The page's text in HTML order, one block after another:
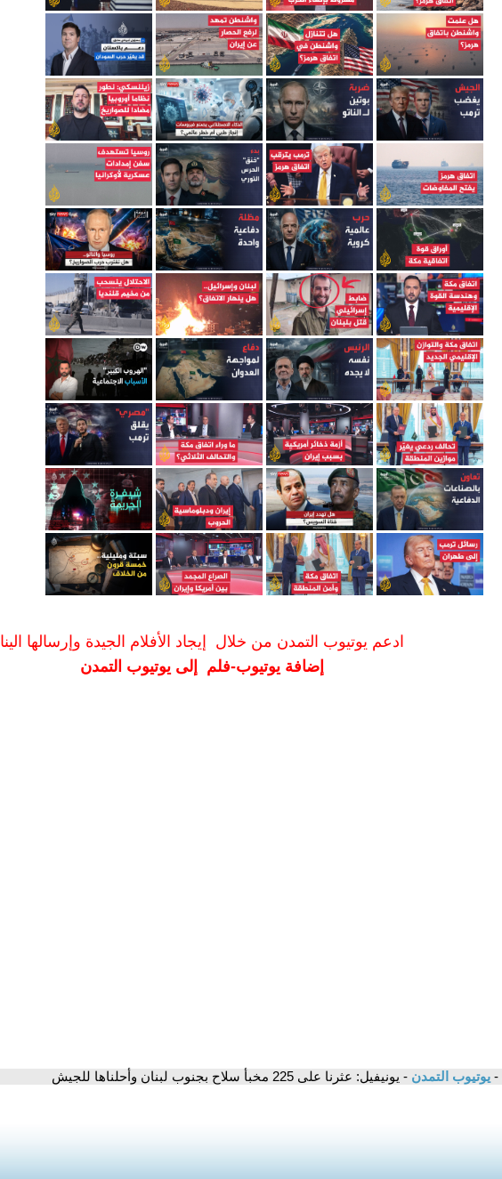
ادعم يوتيوب التمدن من خلال إيجاد الأفلام الجيدة وإرسالها الينا
إضافة يوتيوب-فلم إلى يوتيوب التمدن
- يوتيوب التمدن - يونيفيل: عثرنا على 225 مخبأ سلاح بجنوب لبنان وأحلناها للجيش